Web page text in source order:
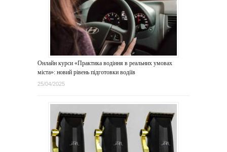
Онлайн курси «Практика водіння в реальних умовах
міста»: новий рівень підготовки водіїв
25/04/2025